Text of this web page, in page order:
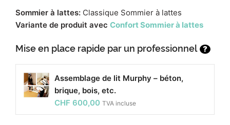
Sommier à lattes: Classique Sommier à lattes
Variante de produit avec Confort Sommier à lattes
Mise en place rapide par un professionnel ?
Assemblage de lit Murphy – béton,
brique, bois, etc.
CHF 600,00 TVA incluse